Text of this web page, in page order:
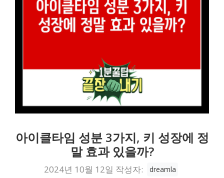
아이클타임 성분 3가지, 키 성장에 정
말 효과 있을까?
2024년 10월 12일 작성자: dreamla